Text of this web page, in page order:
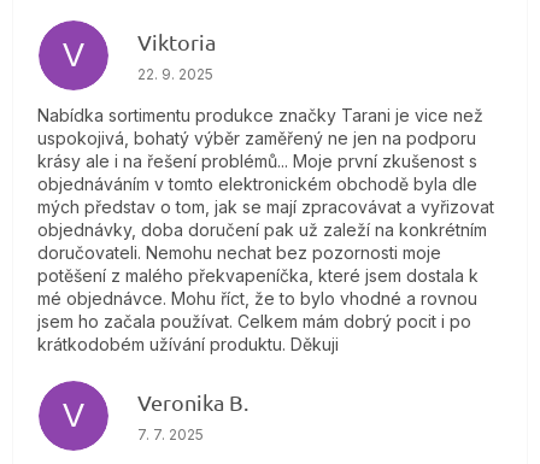
V Viktoria
Hodnotenie obchodu je 4 z 5 hviezdičiek.
22. 9. 2025
Nabídka sortimentu produkce značky Tarani je vice než
uspokojivá, bohatý výběr zaměřený ne jen na podporu
krásy ale i na řešení problémů... Moje první zkušenost s
objednáváním v tomto elektronickém obchodě byla dle
mých představ o tom, jak se mají zpracovávat a vyřizovat
objednávky, doba doručení pak už zaleží na konkrétním
doručovateli. Nemohu nechat bez pozornosti moje
potěšení z malého překvapeníčka, které jsem dostala k
mé objednávce. Mohu říct, že to bylo vhodné a rovnou
jsem ho začala používat. Celkem mám dobrý pocit i po
krátkodobém užívání produktu. Děkuji
V Veronika B.
Hodnotenie obchodu je 5 z 5 hviezdičiek.
7. 7. 2025